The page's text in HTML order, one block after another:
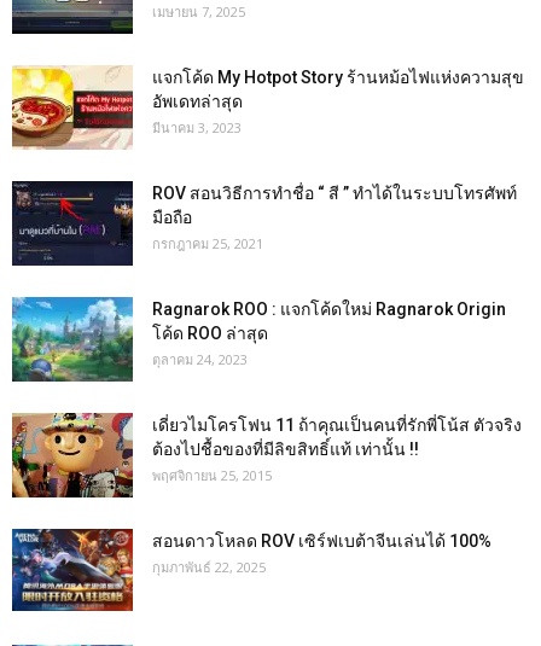
เมษายน 7, 2025
แจกโค้ด My Hotpot Story ร้านหม้อไฟแห่งความสุข
อัพเดทล่าสุด
มีนาคม 3, 2023
ROV สอนวิธีการทำชื่อ “ สี ” ทำได้ในระบบโทรศัพท์
มือถือ
กรกฎาคม 25, 2021
Ragnarok ROO : แจกโค้ดใหม่ Ragnarok Origin
โค้ด ROO ล่าสุด
ตุลาคม 24, 2023
เดี่ยวไมโครโฟน 11 ถ้าคุณเป็นคนที่รักพี่โน้ส ตัวจริง
ต้องไปชื้อของที่มีลิขสิทธิ์แท้ เท่านั้น !!
พฤศจิกายน 25, 2015
สอนดาวโหลด ROV เซิร์ฟเบต้าจีนเล่นได้ 100%
กุมภาพันธ์ 22, 2025